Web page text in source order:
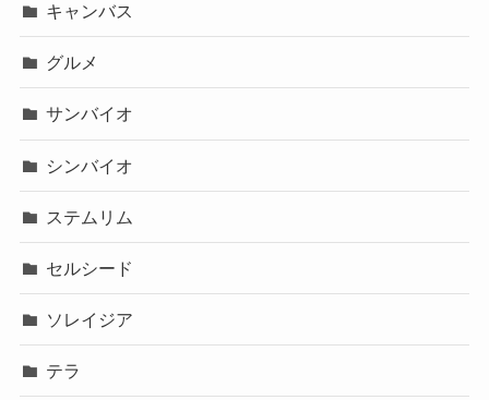
キャンバス
グルメ
サンバイオ
シンバイオ
ステムリム
セルシード
ソレイジア
テラ